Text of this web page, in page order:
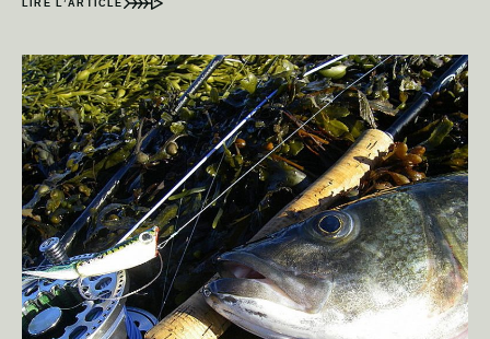
LIRE L’ARTICLE